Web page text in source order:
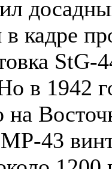
кадре
StG-
в 1942
на
43